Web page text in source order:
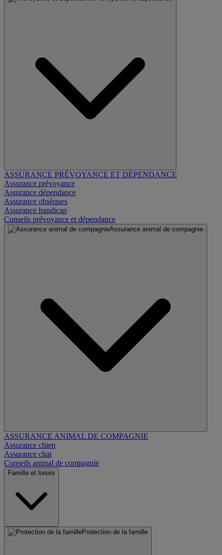
ASSURANCE PRÉVOYANCE ET DÉPENDANCE
Assurance prévoyance
Assurance dépendance
Assurance obsèques
Assurance handicap
Conseils prévoyance et dépendance
Assurance animal de compagnie
ASSURANCE ANIMAL DE COMPAGNIE
Assurance chien
Assurance chat
Conseils animal de compagnie
Famille et loisirs
Protection de la famille